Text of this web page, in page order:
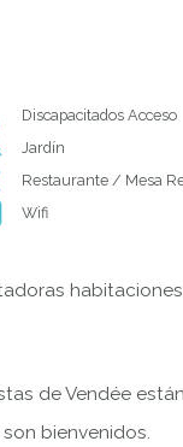
Discapacitados Acceso
Jardín
Restaurante / Mesa
Wifi
de Vendée
bienvenidos.